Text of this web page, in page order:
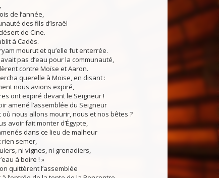
de l’année,
des fils d’Israël
de Cine.
à Cadès.
mourut et qu’elle fut enterrée.
pas d’eau pour la communauté,
contre Moïse et Aaron.
querelle à Moïse, en disant :
nous avions expiré,
ont expiré devant le Seigneur !
amené l’assemblée du Seigneur
nous allons mourir, nous et nos bêtes ?
avoir fait monter d’Égypte,
dans ce lieu de malheur
rien semer,
ni vignes, ni grenadiers,
à boire ! »
quittèrent l’assemblée